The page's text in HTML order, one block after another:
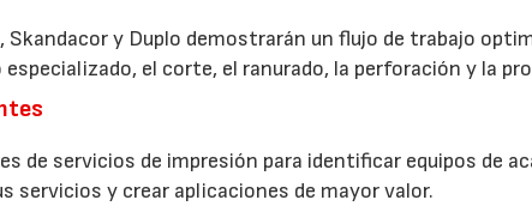
y Duplo demostrarán un flujo de trabajo
el corte, el ranurado, la perforación y la
de servicios de impresión para identificar equipos de
servicios y crear aplicaciones de mayor valor.